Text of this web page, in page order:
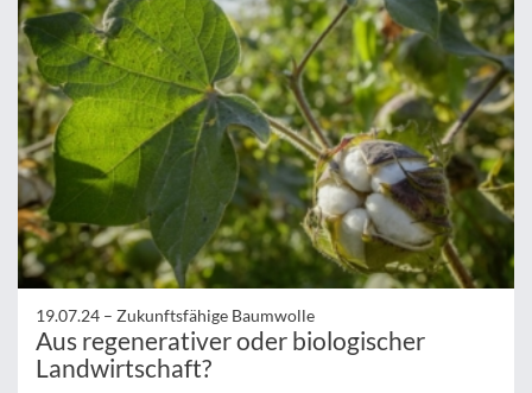
19.07.24 – Zukunftsfähige Baumwolle
Aus regenerativer oder biologischer
Landwirtschaft?